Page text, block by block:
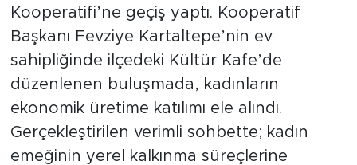
Kooperatifi’ne geçiş yaptı. Kooperatif
Başkanı Fevziye Kartaltepe’nin ev
sahipliğinde ilçedeki Kültür Kafe’de
düzenlenen buluşmada, kadınların
ekonomik üretime katılımı ele alındı.
Gerçekleştirilen verimli sohbette; kadın
emeğinin yerel kalkınma süreçlerine